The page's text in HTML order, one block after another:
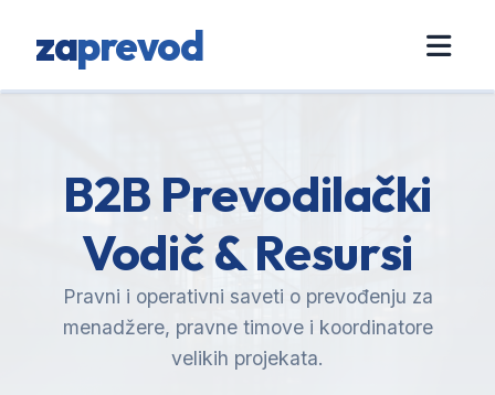
zaprevod
B2B Prevodilački
Vodič & Resursi
Pravni i operativni saveti o prevođenju za
menadžere, pravne timove i koordinatore
velikih projekata.